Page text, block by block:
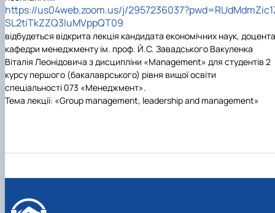
https://us04web.zoom.us/j/
SL2tiTkZZQ3luMVppQT09
відбудеться відкрита лекція кандидата економічних наук, доцента
кафедри менеджменту ім. проф. Й.С. Завадського Вакуленка
Віталія Леонідовича з дисципліни «Management» для студентів 2
курсу першого (бакалаврського) рівня вищої освіти
спеціальності 073 «Менеджмент».
Тема лекції: «Group management, leadership and management»